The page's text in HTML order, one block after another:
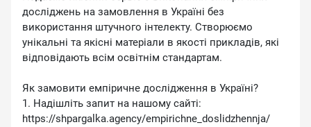
досліджень на замовлення в Україні без
використання штучного інтелекту. Створюємо
унікальні та якісні матеріали в якості прикладів, які
відповідають всім освітнім стандартам.
Як замовити емпіричне дослідження в Україні?
1. Надішліть запит на нашому сайті:
https://shpargalka.agency/empirichne_doslidzhennja/